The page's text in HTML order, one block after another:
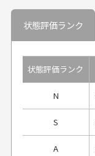
状態評価ランク
状態評価ランク
N
S
A